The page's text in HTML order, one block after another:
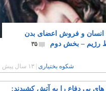
انسان و فروش اعضای بدن
رژیم – بخش دوم
۳۵
شکوه بختیاری ۱۳ سال پیش
های بی دفاع را به آتش کشیدند: